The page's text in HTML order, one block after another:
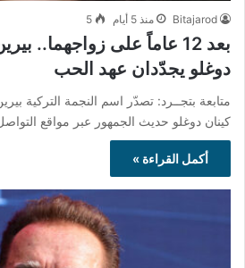
Bitajarod منذ 5 أيام 5
بعد 12 عاماً على زواجهما..
دوغلو يجدّدان عهد الحب
متابعة بتجــرد: تصدّر اسم النجمة التركية
كينان دوغلو حديث الجمهور عبر مواقع
أكمل القراءة »